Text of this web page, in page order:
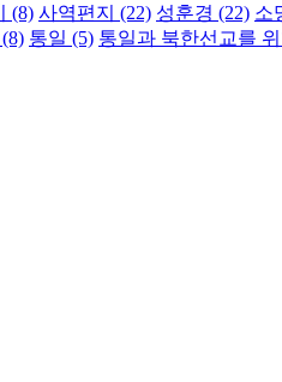
(8) 사역편지 (22) 성훈경 (22) 소
(8) 통일 (5) 통일과 북한선교를